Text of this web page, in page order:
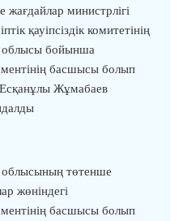
жағдайлар министрлігі
қауіпсіздік комитетінің
бойынша
басшысы болып
Жұмабаев
төтенше
жөніндегі
басшысы болып